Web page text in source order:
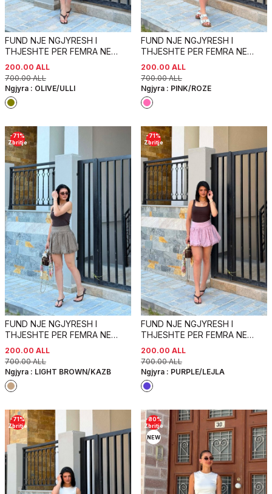
FUND NJE NGJYRESH I
THJESHTE PER FEMRA NE
NGJYRE ULLI
700.00ALL
200.00 ALL
Ngjyra : OLIVE/ULLI
FUND NJE NGJYRESH I
THJESHTE PER FEMRA NE
NGJYRE ROZE
700.00ALL
200.00 ALL
Ngjyra : PINK/ROZE
-71%
Zbritje
FUND NJE NGJYRESH I
THJESHTE PER FEMRA NE
NGJYRE KAFE E ZBARDHUR
700.00ALL
200.00 ALL
Ngjyra : LIGHT BROWN/KAZB
-71%
Zbritje
FUND NJE NGJYRESH I
THJESHTE PER FEMRA NE
NGJYRE LEJLA
700.00ALL
200.00 ALL
Ngjyra : PURPLE/LEJLA
-71%
Zbritje
-80%
Zbritje
NEW